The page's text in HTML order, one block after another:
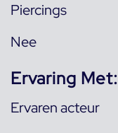
Piercings
Nee
Ervaring Met:
Ervaren acteur